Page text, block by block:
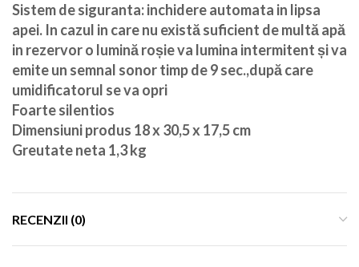
Sistem de siguranta: inchidere automata in lipsa
apei. In cazul in care nu există suficient de multă apă
in rezervor o lumină roșie va lumina intermitent și va
emite un semnal sonor timp de 9 sec.,după care
umidificatorul se va opri
Foarte silentios
Dimensiuni produs 18 x 30,5 x 17,5 cm
Greutate neta 1,3 kg
RECENZII (0)